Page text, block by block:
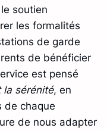
soutien
les formalités
de garde
de bénéficier
est pensé
la sérénité, en
de chaque
de nous adapter